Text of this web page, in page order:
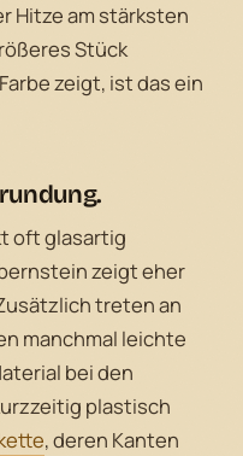
Hitze am stärksten
Stück
zeigt, ist das ein
oft glasartig
zeigt eher
treten an
manchmal leichte
bei den
plastisch
, deren Kanten